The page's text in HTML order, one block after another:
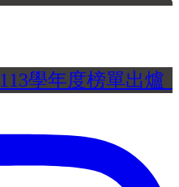
113學年度榜單出爐